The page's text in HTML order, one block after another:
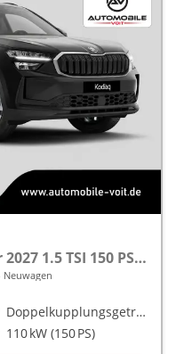
Selection Plus Modelljahr 2027 1.5 TSI 150 PS DSG TEMPOMAT/R.KAMERA/SHZ/LED/LENKRADHEIZUNG frei konfigurierbar!
Neuwagen
Doppelkupplungsgetriebe (DSG)
110 kW (150 PS)